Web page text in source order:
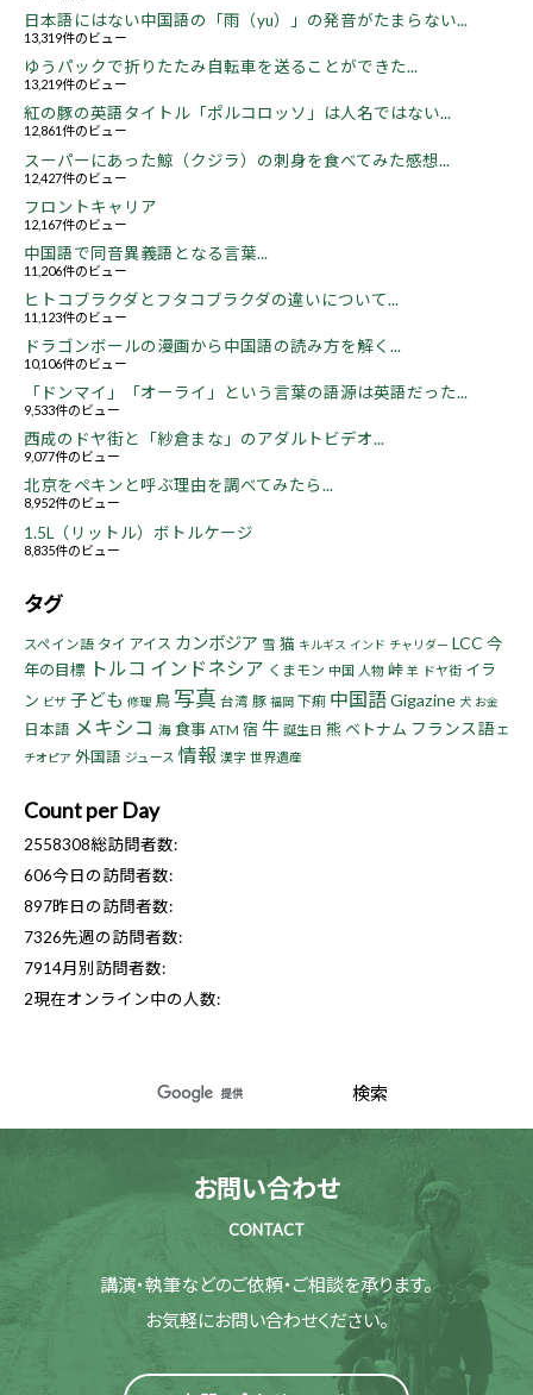
日本語にはない中国語の「雨（yu）」の発音がたまらない...
13,319件のビュー
ゆうパックで折りたたみ自転車を送ることができた...
13,219件のビュー
紅の豚の英語タイトル「ポルコロッソ」は人名ではない...
12,861件のビュー
スーパーにあった鯨（クジラ）の刺身を食べてみた感想...
12,427件のビュー
フロントキャリア
12,167件のビュー
中国語で同音異義語となる言葉...
11,206件のビュー
ヒトコブラクダとフタコブラクダの違いについて...
11,123件のビュー
ドラゴンボールの漫画から中国語の読み方を解く...
10,106件のビュー
「ドンマイ」「オーライ」という言葉の語源は英語だった...
9,533件のビュー
西成のドヤ街と「紗倉まな」のアダルトビデオ...
9,077件のビュー
北京をペキンと呼ぶ理由を調べてみたら...
8,952件のビュー
1.5L（リットル）ボトルケージ
8,835件のビュー
タグ
スペイン語 タイ アイス カンボジア 雪 猫 キルギス インド チャリダー LCC 今
年の目標 トルコ インドネシア くまモン 中国 人物 峠 羊 ドヤ街 イラ
ン ビザ 子ども 修理 鳥 写真 台湾 豚 福岡 下痢 中国語Gigazine 犬 お金
日本語 メキシコ 海 食事 ATM 宿 牛 誕生日 熊 ベトナム フランス語 エ
チオピア 外国語 ジュース 情報 漢字 世界遺産
Count per Day
2558308総訪問者数:
606今日の訪問者数:
897昨日の訪問者数:
7326先週の訪問者数:
7914月別訪問者数:
2現在オンライン中の人数:
お問い合わせ
CONTACT
講演・執筆などのご依頼・ご相談を承ります。
お気軽にお問い合わせください。